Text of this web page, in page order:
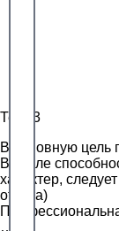
Тест 3
В основную цель
В числе
характер,
ответа)
…